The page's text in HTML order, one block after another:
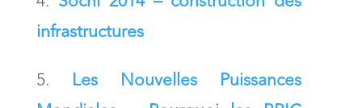
infrastructures
Les Nouvelles Puissances